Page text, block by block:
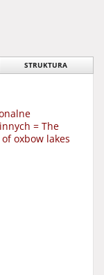
STRUKTURA
= The
oxbow lakes